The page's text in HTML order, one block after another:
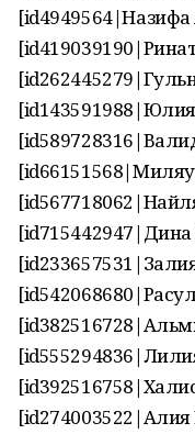
[id4949564|Назифа
[id274003522|Алия